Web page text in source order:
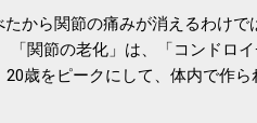
から関節の痛みが消えるわけで
関節の老化」は、「コンドロ
歳をピークにして、体内で作ら